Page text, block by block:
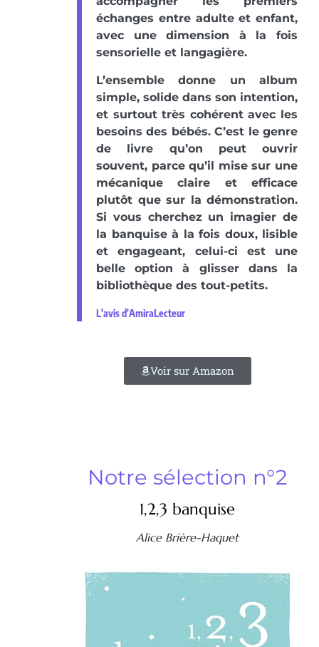
échanges entre adulte et enfant,
avec une dimension à la fois
sensorielle et langagière.
L’ensemble donne un album
simple, solide dans son intention,
et surtout très cohérent avec les
besoins des bébés. C’est le genre
de livre qu’on peut ouvrir
souvent, parce qu’il mise sur une
mécanique claire et efficace
plutôt que sur la démonstration.
Si vous cherchez un imagier de
la banquise à la fois doux, lisible
et engageant, celui-ci est une
belle option à glisser dans la
bibliothèque des tout-petits.
L'avis d'AmiraLecteur
Voir sur Amazon
Notre sélection n°2
1,2,3 banquise
Alice Brière-Haquet